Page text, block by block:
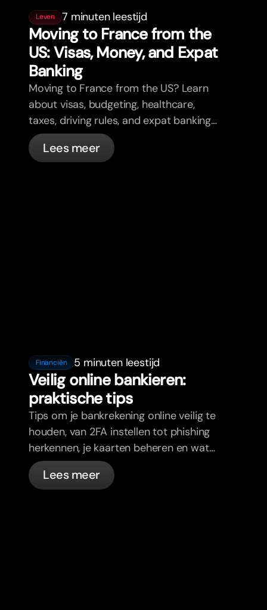
Leven 7 minuten leestijd
Moving to France from the
US: Visas, Money, and Expat
Banking
Moving to France from the US? Learn
about visas, budgeting, healthcare,
taxes, driving rules, and expat banking
in France with bunq.
Lees meer
Financiën 5 minuten leestijd
Veilig online bankieren:
praktische tips
Tips om je bankrekening online veilig te
houden, van 2FA instellen tot phishing
herkennen, je kaarten beheren en wat
bunq automatisch voor je regelt.
Lees meer